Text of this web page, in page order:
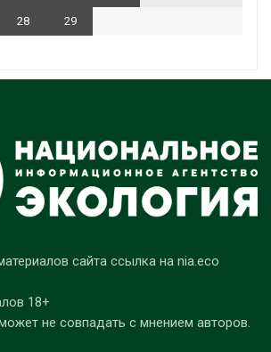
28
29
сайта ссылка на nia.eco
18+
не совпадать с мнением авторов.